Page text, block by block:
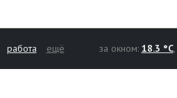
работа ещё за окном: 18.3 °C